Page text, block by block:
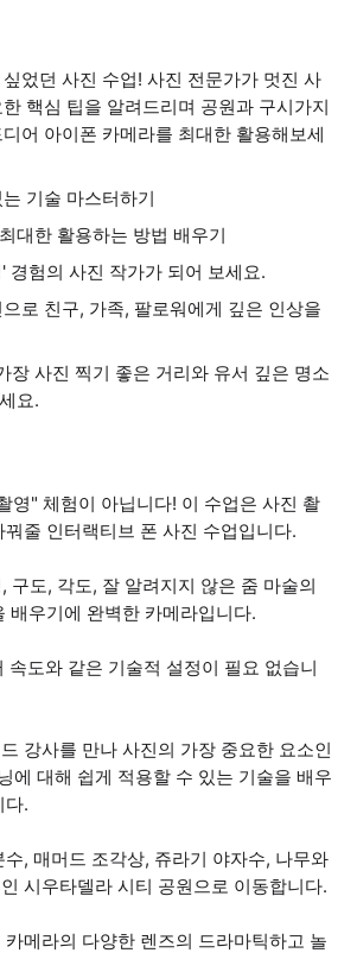
었던 사진 수업! 사진 전문가가 멋진 사
핵심 팁을 알려드리며 공원과 구시가지
어 아이폰 카메라를 최대한 활용해보세
기술 마스터하기
대한 활용하는 방법 배우기
경험의 사진 작가가 되어 보세요.
로 친구, 가족, 팔로워에게 깊은 인상을
장 사진 찍기 좋은 거리와 유서 깊은 명소
요.
영" 체험이 아닙니다! 이 수업은 사진 촬
줄 인터랙티브 폰 사진 수업입니다.
구도, 각도, 잘 알려지지 않은 줌 마술의
배우기에 완벽한 카메라입니다.
속도와 같은 기술적 설정이 필요 없습니
강사를 만나 사진의 가장 중요한 요소인
에 대해 쉽게 적용할 수 있는 기술을 배우
다.
, 매머드 조각상, 쥬라기 야자수, 나무와
시우타델라 시티 공원으로 이동합니다.
메라의 다양한 렌즈의 드라마틱하고 놀